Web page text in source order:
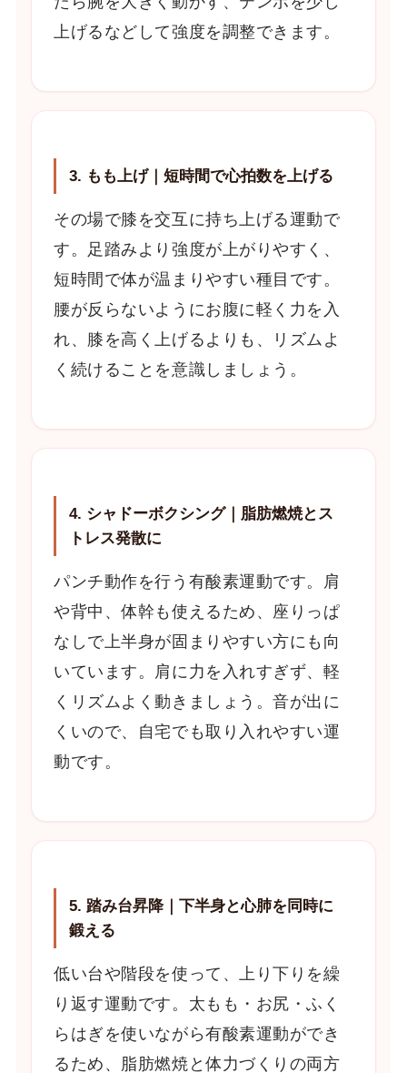
上げるなどして強度を調整できます。
3. もも上げ｜短時間で心拍数を上げる
その場で膝を交互に持ち上げる運動で
す。足踏みより強度が上がりやすく、
短時間で体が温まりやすい種目です。
腰が反らないようにお腹に軽く力を入
れ、膝を高く上げるよりも、リズムよ
く続けることを意識しましょう。
4. シャドーボクシング｜脂肪燃焼とス
トレス発散に
パンチ動作を行う有酸素運動です。肩
や背中、体幹も使えるため、座りっぱ
なしで上半身が固まりやすい方にも向
いています。肩に力を入れすぎず、軽
くリズムよく動きましょう。音が出に
くいので、自宅でも取り入れやすい運
動です。
5. 踏み台昇降｜下半身と心肺を同時に
鍛える
低い台や階段を使って、上り下りを繰
り返す運動です。太もも・お尻・ふく
らはぎを使いながら有酸素運動ができ
るため、脂肪燃焼と体力づくりの両方